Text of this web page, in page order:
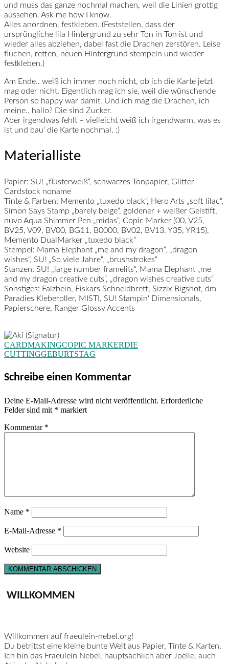
und muss das ganze nochmal machen, weil die Linien grottig
aussehen. Ask me how I know.
Alles anordnen, festkleben. (Feststellen, dass der
ursprüngliche lila Hintergrund zu sehr Ton in Ton ist und
wieder alles abziehen, dabei fast die Drachen zerstören. Leise
fluchen, retten, neuen Hintergrund stempeln und wieder
festkleben.)
Am Ende.. weiß ich immer noch nicht, ob ich die Karte jetzt
mag oder nicht. Eigentlich mag ich sie, weil die wünschende
Person so happy war damit. Und ich mag die Drachen, ich
meine.. hallo? Die sind Zucker.
Aber irgendwas fehlt – vielleicht weiß ich irgendwann, was es
ist und bau‘ die Karte nochmal. :)
Materialliste
Papier: SU! „flüsterweiß“, schwarzes Tonpapier, Glitter-
Cardstock noname
Tinte & Farben: Memento „tuxedo black“, Hero Arts „soft lilac“,
Simon Says Stamp „barely beige“, goldener + weißer Gelstift,
nuvo Aqua Shimmer Pen „midas“, Copic Marker (00, V25,
BV25, V09, BV00, BG11, B0000, BV02, BV13, Y35, YR15),
Memento DualMarker „tuxedo black“
Stempel: Mama Elephant „me and my dragon“, „dragon
wishes“, SU! „So viele Jahre“, „brushstrokes“
Stanzen: SU! „large number framelits“, Mama Elephant „me
and my dragon creative cuts“, „dragon wishes creative cuts“
Sonstiges: Falzbein, Fiskars Schneidbrett, Sizzix Bigshot, dm
Paradies Kleberoller, MISTI, SU! Stampin‘ Dimensionals,
Papierschere, Ranger Glossy Accents
CARDMAKINGCOPIC MARKERDIE
CUTTINGGEBURTSTAG
Schreibe einen Kommentar
Deine E-Mail-Adresse wird nicht veröffentlicht. Erforderliche
Felder sind mit * markiert
Kommentar *
Name *
E-Mail-Adresse *
Website
WILLKOMMEN
Willkommen auf fraeulein-nebel.org!
Du betrittst eine kleine bunte Welt aus Papier, Tinte & Karten.
Ich bin das Fraeulein Nebel, hauptsächlich aber Joëlle, auch